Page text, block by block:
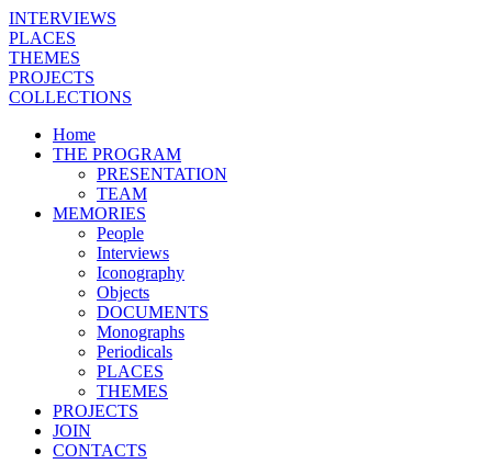
INTERVIEWS
PLACES
THEMES
PROJECTS
COLLECTIONS
Home
THE PROGRAM
PRESENTATION
TEAM
MEMORIES
People
Interviews
Iconography
Objects
DOCUMENTS
Monographs
Periodicals
PLACES
THEMES
PROJECTS
JOIN
CONTACTS